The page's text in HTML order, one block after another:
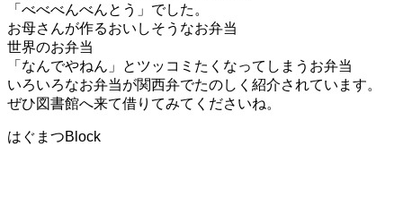
「べべべんべんとう」でした。
お母さんが作るおいしそうなお弁当
世界のお弁当
「なんでやねん」とツッコミたくなってしまうお弁当
いろいろなお弁当が関西弁でたのしく紹介されています。
ぜひ図書館へ来て借りてみてくださいね。
はぐまつBlock